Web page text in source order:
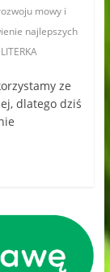
mowy i
najlepszych
ze
dlatego dziś